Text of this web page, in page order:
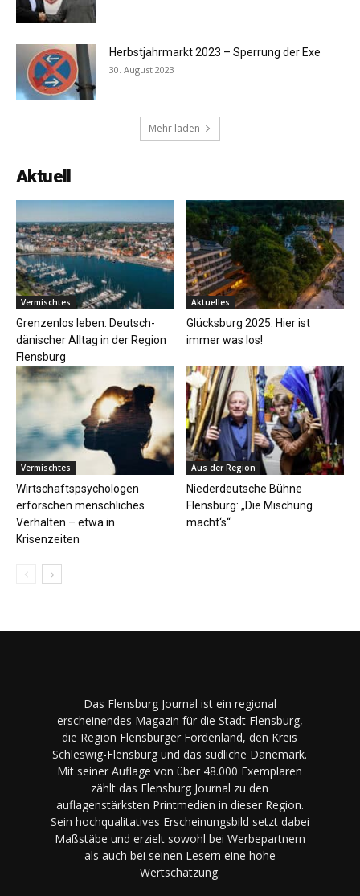
Herbstjahrmarkt 2023 – Sperrung der Exe
30. August 2023
Mehr laden
Aktuell
Vermischtes
Grenzenlos leben: Deutsch-
dänischer Alltag in der Region
Flensburg
Aktuelles
Glücksburg 2025: Hier ist
immer was los!
Vermischtes
Wirtschaftspsychologen
erforschen menschliches
Verhalten – etwa in
Krisenzeiten
Aus der Region
Niederdeutsche Bühne
Flensburg: „Die Mischung
macht‘s“
Das Flensburg Journal ist ein regional
erscheinendes Magazin für die Stadt Flensburg,
die Region Flensburger Fördenland, den Kreis
Schleswig-Flensburg und das südliche Dänemark.
Mit seiner Auflage von über 48.000 Exemplaren
zählt das Flensburg Journal zu den
auflagenstärksten Printmedien in dieser Region.
Sein hochqualitatives Erscheinungsbild setzt dabei
Maßstäbe und erzielt sowohl bei Werbepartnern
als auch bei seinen Lesern eine hohe
Wertschätzung.